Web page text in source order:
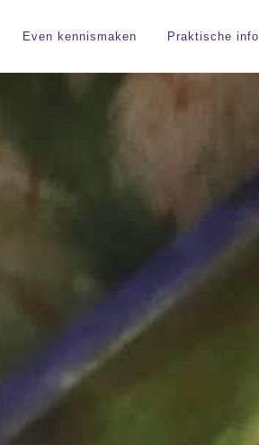
Even kennismaken Praktische info
Van Vedic Art Academy Holland